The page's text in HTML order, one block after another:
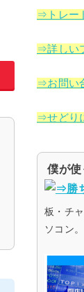
⇒トレー
⇒詳しい
⇒お問い
⇒せどり
僕が使
板・チ
ソコン。